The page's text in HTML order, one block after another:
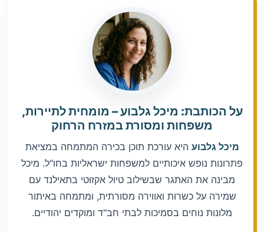
על הכותבת: מיכל גלבוע – מומחית לתיירות,
משפחות ומסורת במזרח הרחוק
מיכל גלבוע היא עורכת תוכן בכירה המתמחה במציאת
פתרונות נופש איכותיים למשפחות ישראליות בחו"ל. מיכל
מבינה את האתגר שבשילוב טיול אקזוטי בתאילנד עם
שמירה על כשרות ואווירה מסורתית, ומתמחה באיתור
מלונות נוחים בסמיכות לבתי חב"ד ומוקדים יהודיים.